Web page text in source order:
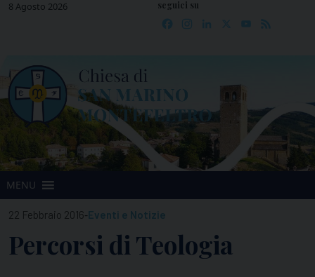
Skip8 Agosto 2026 seguici su
Facebook
Instagram
LinkedIn YouTube
MENU
22 Febbraio 2016-Eventi e Notizie
Percorsi di Teologia